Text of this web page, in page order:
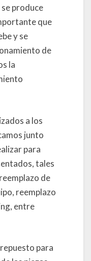
produce
que
y se
de
la
a los
junto
para
tales
de
reemplazo
entre
para